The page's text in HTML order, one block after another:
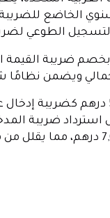
ضريبة
ويضمن